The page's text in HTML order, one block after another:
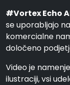
#Vortex Echo
se uporabljajo
komercialne
določeno
Video je
ilustraciji, vsi